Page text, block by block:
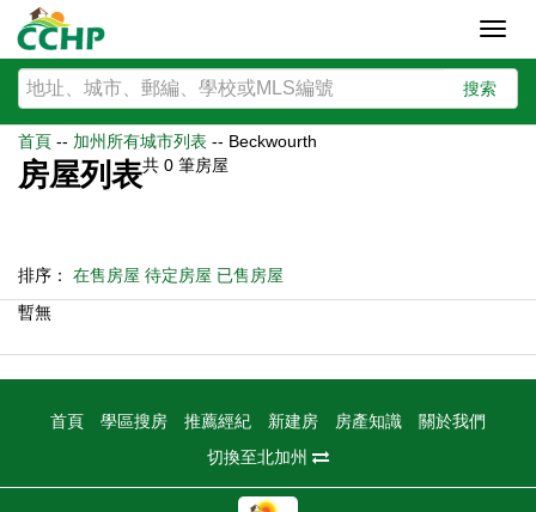
搜索
首頁 -- 加州所有城市列表 -- Beckwourth
房屋列表共 0 筆房屋
排序： 在售房屋 待定房屋 已售房屋
暫無
首頁 學區搜房 推薦經紀 新建房 房產知識
關於我們
切換至北加州